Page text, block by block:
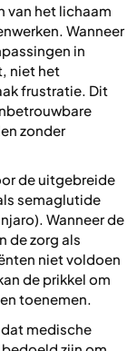
van het lichaam
Wanneer
in
niet het
frustratie. Dit
zonder
de uitgebreide
semaglutide
Wanneer de
de zorg als
niet voldoen
de prikkel om
toenemen.
medische